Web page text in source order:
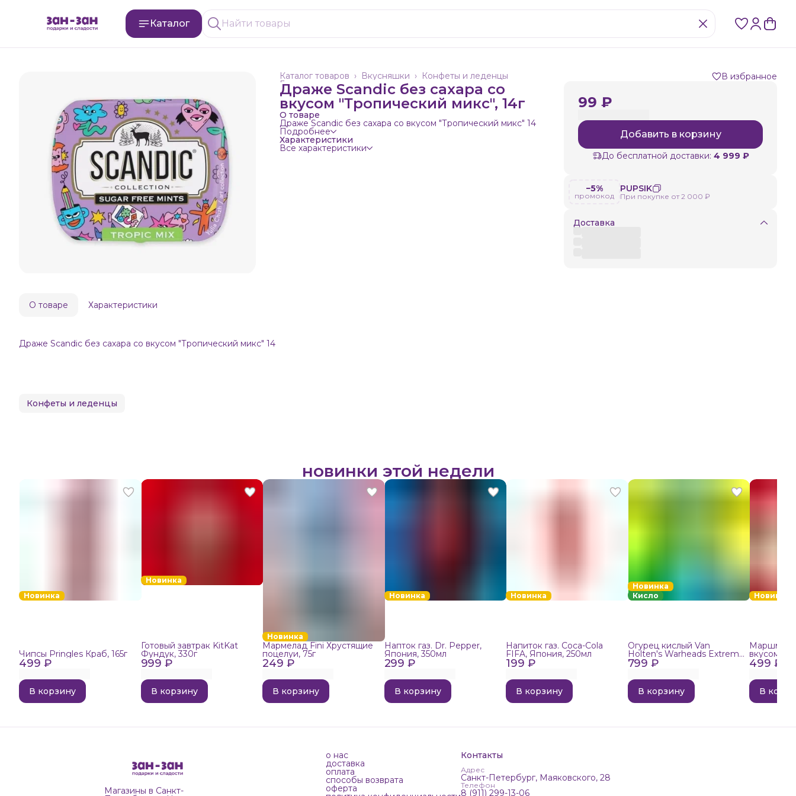
Каталог
Конфеты и леденцы
Вкусняшки ›
Каталог товаров ›
Главная ›
Драже Scandic без сахара со
вкусом "Тропический микс", 14г
О товаре
Драже Scandic без сахара со вкусом "Тропический микс" 14
Подробнее
Характеристики
Все характеристики
В избранное
99 ₽
Добавить в корзину
До бесплатной доставки: 4 999 ₽
−5%
промокод
PUPSIK
При покупке от 2 000 ₽
Доставка
О товаре Характеристики
Драже Scandic без сахара со вкусом "Тропический микс" 14
Конфеты и леденцы
новинки этой недели
Новинка
499 ₽
Чипсы Pringles Краб, 165г
В корзину
Новинка
999 ₽
Готовый завтрак KitKat
Фундук, 330г
В корзину
Новинка
249 ₽
Мармелад Fini Хрустящие
поцелуи, 75г
В корзину
Новинка
299 ₽
Напток газ. Dr. Pepper,
Япония, 350мл
В корзину
Новинка
199 ₽
Напиток газ. Coca-Cola
FIFA, Япония, 250мл
В корзину
Новинка
Кисло
799 ₽
Огурец кислый Van
Holten's Warheads Extreme
Sour, 140г
В корзину
Новинка
499 ₽
вкусом
В
Магазины в Санкт-
о нас
доставка
оплата
способы возврата
оферта
Контакты
Адрес
Санкт-Петербург, Маяковского, 28
Телефон
8 (911) 299-13-06